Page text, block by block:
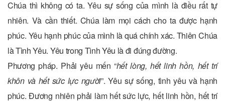
Chúa thì không có ta. Yêu sự sống của mình là điều rất tự
nhiên. Và cần thiết. Chúa làm mọi cách cho ta được hạnh
phúc. Yêu hạnh phúc của mình là quá chính xác. Thiên Chúa
là Tình Yêu. Yêu trong Tình Yêu là đi đúng đường.
Phương pháp. Phải yêu mến “hết lòng, hết linh hồn, hết trí
khôn và hết sức lực người”. Yêu sự sống, tình yêu và hạnh
phúc. Đương nhiên phải làm hết sức lực, hết linh hồn, hết trí